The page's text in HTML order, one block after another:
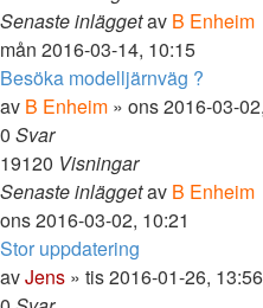
Senaste inläggetav B Enheim
mån 2016-03-14, 10:15
Besöka modelljärnväg ?
av B Enheim » ons 2016-03-
0 Svar
19120 Visningar
Senaste inläggetav B Enheim
ons 2016-03-02, 10:21
Stor uppdatering
avJens » tis 2016-01-26, 13:56